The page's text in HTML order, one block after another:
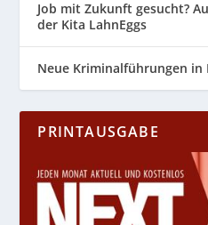
Job mit Zukunft gesucht?
der Kita LahnEggs
Neue Kriminalführungen in
PRINTAUSGABE